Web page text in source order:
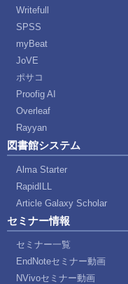
Writefull
SPSS
myBeat
JoVE
ポサコ
Proofig AI
Overleaf
Rayyan
図書館システム
Alma Starter
RapidILL
Article Galaxy Scholar
セミナー情報
セミナー一覧
EndNoteセミナー動画
NVivoセミナー動画